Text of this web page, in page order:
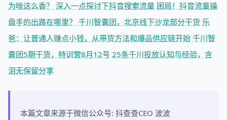
为啥这么香？ 深入一点探讨下抖音搜索流量 困局！抖音流量操
盘手的出路在哪里？ 千川智囊团，北京线下沙龙部分干货 乐
爸：让普通人赚点小钱，从带货方法和爆品供应链开始 千川智
囊团5期干货，特训营8月12号 25条千川投放认知与经验，含
泪无保留分享
本篇文章来源于微信公众号: 抖查查CEO 波波